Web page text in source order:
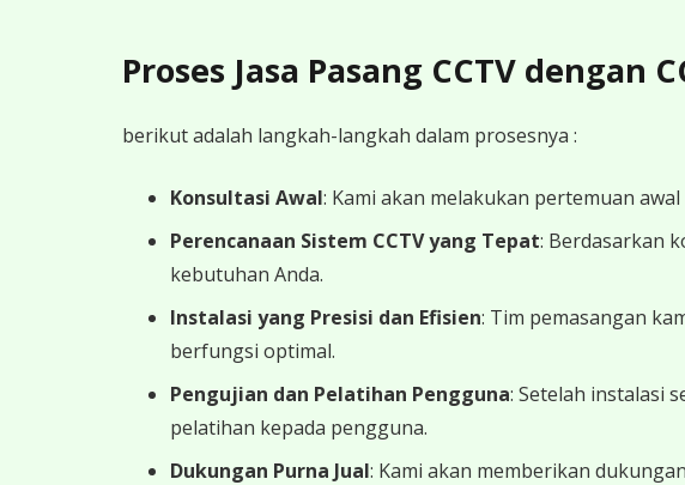
Proses Jasa Pasang CCTV dengan
berikut adalah langkah-langkah dalam prosesnya :
Konsultasi Awal: Kami akan melakukan pertemuan
Perencanaan Sistem CCTV yang Tepat: Berdasarkan
kebutuhan Anda.
Instalasi yang Presisi dan Efisien: Tim pemasangan
berfungsi optimal.
Pengujian dan Pelatihan Pengguna: Setelah instalasi
pelatihan kepada pengguna.
Dukungan Purna Jual: Kami akan memberikan